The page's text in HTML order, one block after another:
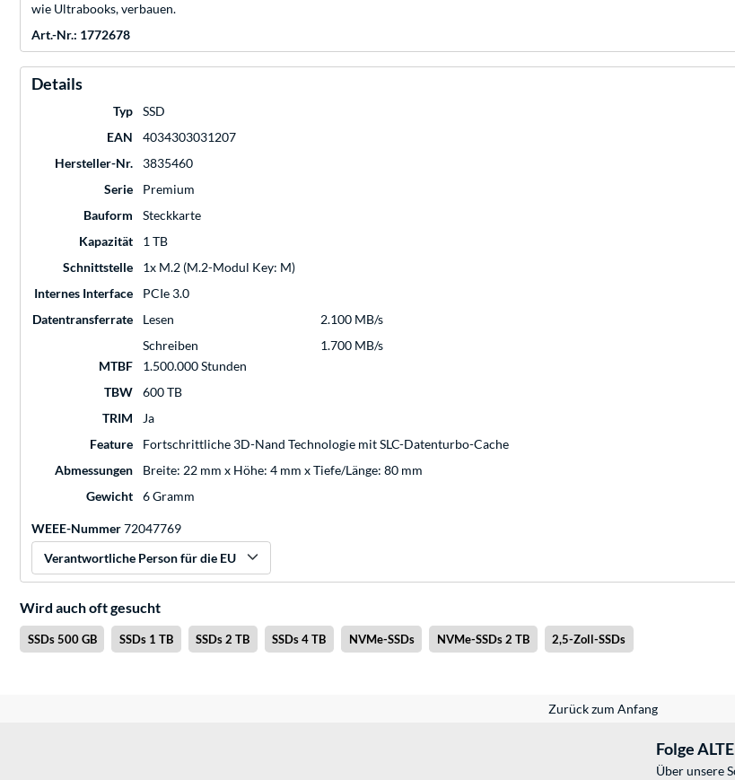
wie Ultrabooks, verbauen.
Art.-Nr.: 1772678
Details
Typ
SSD
EAN
4034303031207
Hersteller-Nr.
3835460
Serie
Premium
Bauform
Steckkarte
Kapazität
1 TB
Schnittstelle
1x M.2 (M.2-Modul Key: M)
Internes Interface
PCIe 3.0
Datentransferrate
Lesen
2.100 MB/s
Schreiben
1.700 MB/s
MTBF
1.500.000 Stunden
TBW
600 TB
TRIM
Ja
Feature
Fortschrittliche 3D-Nand Technologie mit SLC-Datenturbo-Cache
Abmessungen
Breite: 22 mm x Höhe: 4 mm x Tiefe/Länge: 80 mm
Gewicht
6 Gramm
WEEE-Nummer72047769
Verantwortliche Person für die EU
Wird auch oft gesucht
SSDs 500 GB SSDs 1 TB SSDs 2 TB SSDs 4 TB NVMe-SSDs NVMe-SSDs 2 TB 2,5-Zoll-SSDs
Zurück zum Anfang
Folge
Über unsere